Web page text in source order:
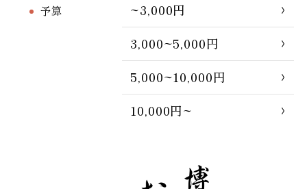
予算
~3,000円
3,000~5,000円
5,000~10,000円
10,000円~